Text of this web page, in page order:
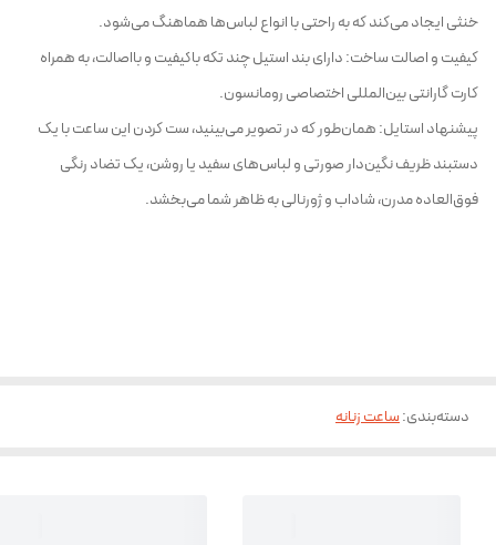
خنثی ایجاد می‌کند که به راحتی با انواع لباس‌ها هماهنگ می‌شود.
کیفیت و اصالت ساخت: دارای بند استیل چند تکه باکیفیت و بااصالت، به همراه
کارت گارانتی بین‌المللی اختصاصی رومانسون.
پیشنهاد استایل: همان‌طور که در تصویر می‌بینید، ست کردن این ساعت با یک
دستبند ظریف نگین‌دار صورتی و لباس‌های سفید یا روشن، یک تضاد رنگی
فوق‌العاده مدرن، شاداب و ژورنالی به ظاهر شما می‌بخشد.
دسته‌بندی:ساعت زنانه